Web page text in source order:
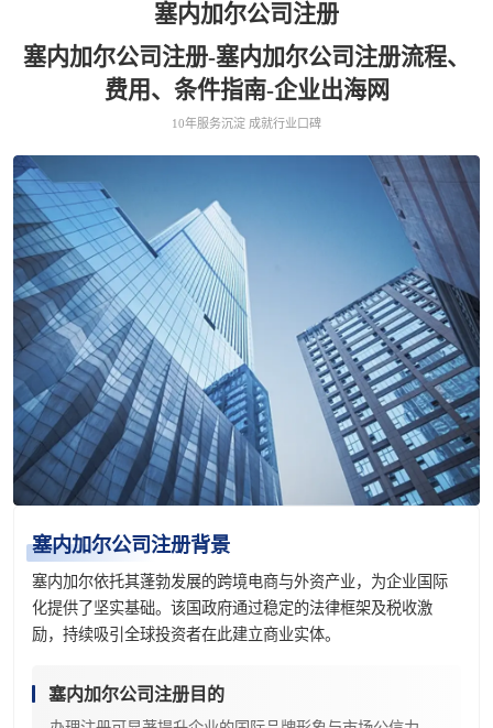
塞内加尔公司注册
塞内加尔公司注册-塞内加尔公司注册流程、
费用、条件指南-企业出海网
10年服务沉淀 成就行业口碑
塞内加尔公司注册背景
塞内加尔依托其蓬勃发展的跨境电商与外资产业，为企业国际
化提供了坚实基础。该国政府通过稳定的法律框架及税收激
励，持续吸引全球投资者在此建立商业实体。
塞内加尔公司注册目的